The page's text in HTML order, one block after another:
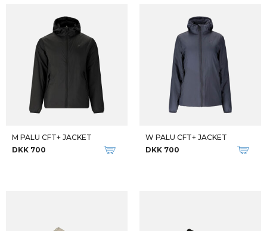
M PALU CFT+ JACKET
DKK 700
W PALU CFT+ JACKET
DKK 700